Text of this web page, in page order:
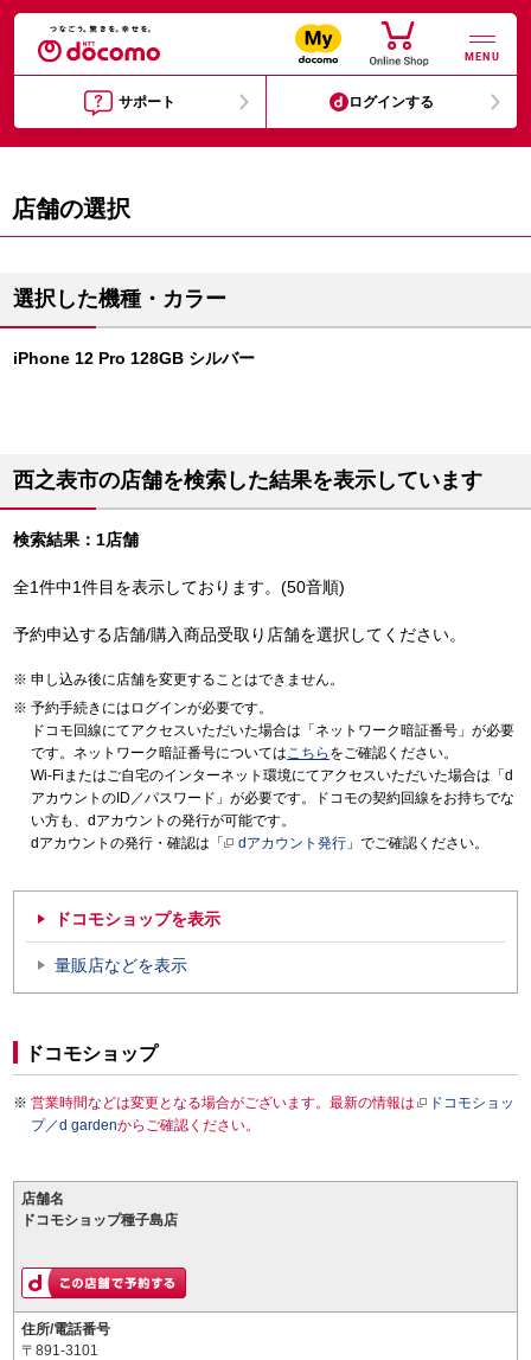
MENU
サポート ログインする
店舗の選択
選択した機種・カラー
iPhone 12 Pro 128GB シルバー
西之表市の店舗を検索した結果を表示しています
検索結果：1店舗
全1件中1件目を表示しております。(50音順)
予約申込する店舗/購入商品受取り店舗を選択してください。
申し込み後に店舗を変更することはできません。
予約手続きにはログインが必要です。
ドコモ回線にてアクセスいただいた場合は「ネットワーク暗証番号」が必要
です。ネットワーク暗証番号についてはこちら をご確認ください。
Wi-Fiまたはご自宅のインターネット環境にてアクセスいただいた場合は「d
アカウントのID／パスワード」が必要です。ドコモの契約回線をお持ちでな
い方も、dアカウントの発行が可能です。
dアカウントの発行・確認は「
dアカウント発行 」でご確認ください。
ドコモショップを表示
量販店などを表示
ドコモショップ
営業時間などは変更となる場合がございます。最新の情報は
ドコモショッ
プ／d gardenからご確認ください。
店舗名
ドコモショップ種子島店
住所/電話番号
〒891-3101